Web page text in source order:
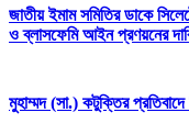
জাতীয় ইমাম সমিতির ডাকে
ও ব্লাসফেমি আইন প্রণয়নের
মুহাম্মদ (সা.) কটুক্তির